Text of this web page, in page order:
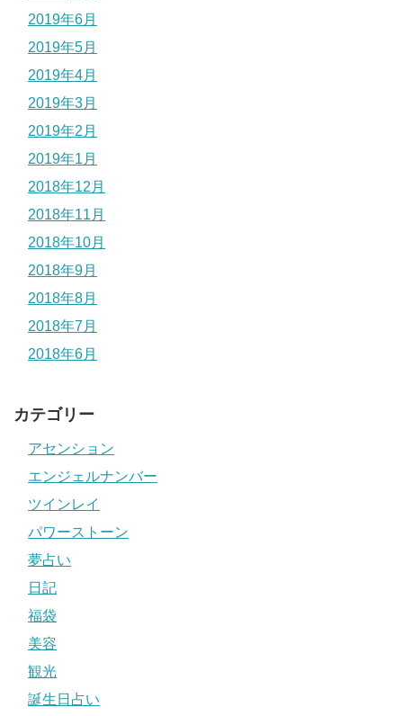
2019年6月
2019年5月
2019年4月
2019年3月
2019年2月
2019年1月
2018年12月
2018年11月
2018年10月
2018年9月
2018年8月
2018年7月
2018年6月
カテゴリー
アセンション
エンジェルナンバー
ツインレイ
パワーストーン
夢占い
日記
福袋
美容
観光
誕生日占い